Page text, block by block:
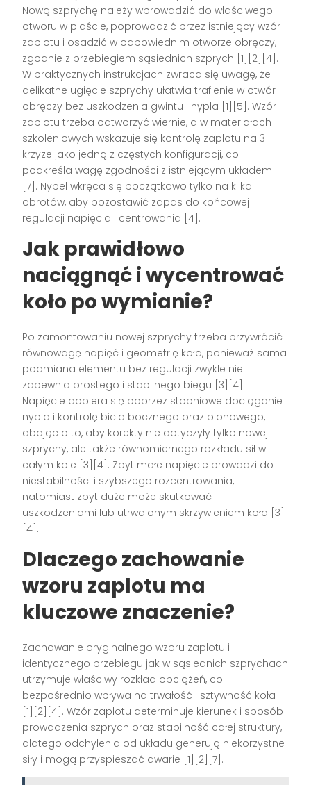
Nową szprychę należy wprowadzić do właściwego
otworu w piaście, poprowadzić przez istniejący wzór
zaplotu i osadzić w odpowiednim otworze obręczy,
zgodnie z przebiegiem sąsiednich szprych [1][2][4].
W praktycznych instrukcjach zwraca się uwagę, że
delikatne ugięcie szprychy ułatwia trafienie w otwór
obręczy bez uszkodzenia gwintu i nypla [1][5]. Wzór
zaplotu trzeba odtworzyć wiernie, a w materiałach
szkoleniowych wskazuje się kontrolę zaplotu na 3
krzyże jako jedną z częstych konfiguracji, co
podkreśla wagę zgodności z istniejącym układem
[7]. Nypel wkręca się początkowo tylko na kilka
obrotów, aby pozostawić zapas do końcowej
regulacji napięcia i centrowania [4].
Jak prawidłowo
naciągnąć i wycentrować
koło po wymianie?
Po zamontowaniu nowej szprychy trzeba przywrócić
równowagę napięć i geometrię koła, ponieważ sama
podmiana elementu bez regulacji zwykle nie
zapewnia prostego i stabilnego biegu [3][4].
Napięcie dobiera się poprzez stopniowe dociąganie
nypla i kontrolę bicia bocznego oraz pionowego,
dbając o to, aby korekty nie dotyczyły tylko nowej
szprychy, ale także równomiernego rozkładu sił w
całym kole [3][4]. Zbyt małe napięcie prowadzi do
niestabilności i szybszego rozcentrowania,
natomiast zbyt duże może skutkować
uszkodzeniami lub utrwalonym skrzywieniem koła [3]
[4].
Dlaczego zachowanie
wzoru zaplotu ma
kluczowe znaczenie?
Zachowanie oryginalnego wzoru zaplotu i
identycznego przebiegu jak w sąsiednich szprychach
utrzymuje właściwy rozkład obciążeń, co
bezpośrednio wpływa na trwałość i sztywność koła
[1][2][4]. Wzór zaplotu determinuje kierunek i sposób
prowadzenia szprych oraz stabilność całej struktury,
dlatego odchylenia od układu generują niekorzystne
siły i mogą przyspieszać awarie [1][2][7].